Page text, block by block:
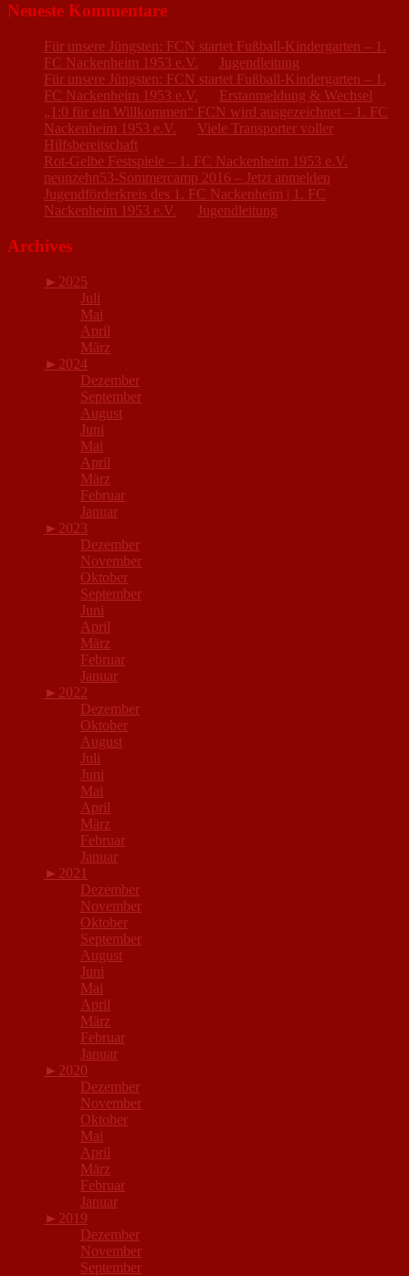
Neueste Kommentare
Für unsere Jüngsten: FCN startet Fußball-Kindergarten – 1.
FC Nackenheim 1953 e.V.
Jugendleitung
Für unsere Jüngsten: FCN startet Fußball-Kindergarten – 1.
FC Nackenheim 1953 e.V.
Erstanmeldung & Wechsel
„1:0 für ein Willkommen“ FCN wird ausgezeichnet – 1. FC
Nackenheim 1953 e.V.
Viele Transporter voller
Hilfsbereitschaft
Rot-Gelbe Festspiele – 1. FC Nackenheim 1953 e.V.
neunzehn53-Sommercamp 2016 – Jetzt anmelden
Jugendförderkreis des 1. FC Nackenheim | 1. FC
Nackenheim 1953 e.V.
Jugendleitung
Archives
► 2025
Juli
Mai
April
März
► 2024
Dezember
September
August
Juni
Mai
April
März
Februar
Januar
► 2023
Dezember
November
Oktober
September
Juni
April
März
Februar
Januar
► 2022
Dezember
Oktober
August
Juli
Juni
Mai
April
März
Februar
Januar
► 2021
Dezember
November
Oktober
September
August
Juni
Mai
April
März
Februar
Januar
► 2020
Dezember
November
Oktober
Mai
April
März
Februar
Januar
► 2019
Dezember
November
September